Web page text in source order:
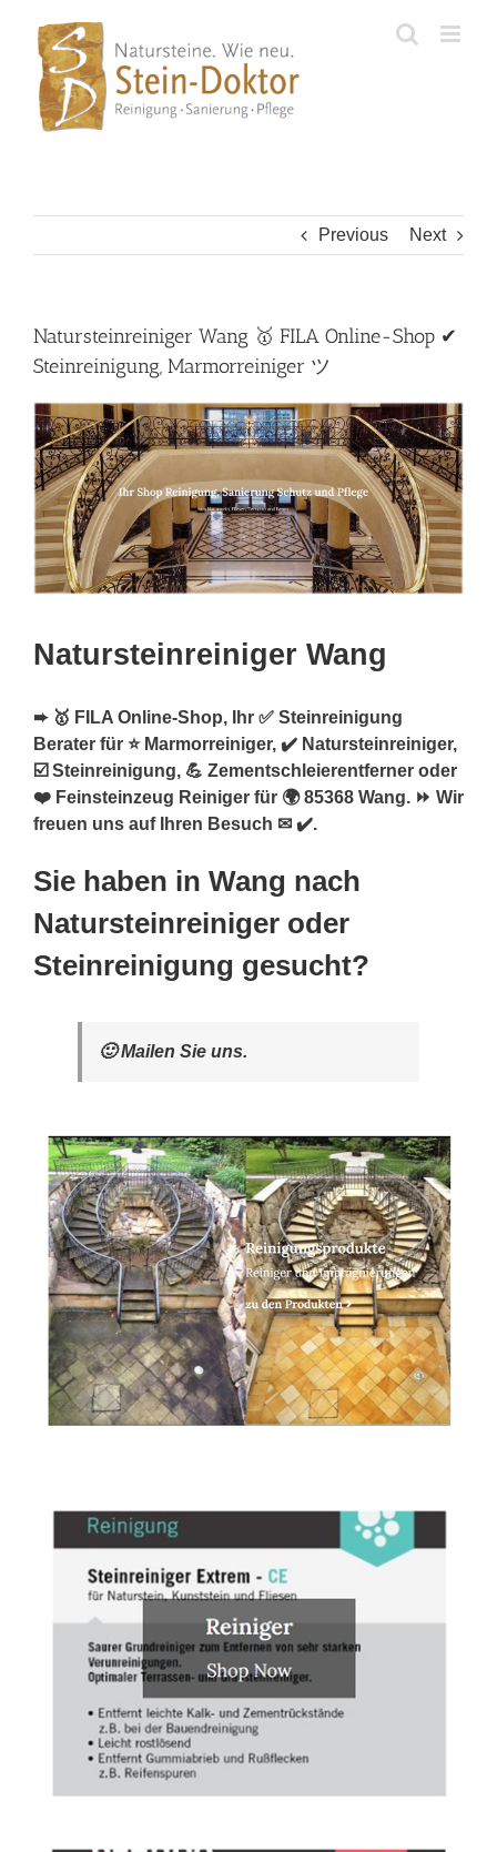
content
Previous Next
Natursteinreiniger Wang 🥇 FILA Online-Shop ✔
Steinreinigung, Marmorreiniger ツ
Natursteinreiniger Wang
➨ 🥇 FILA Online-Shop, Ihr ✅ Steinreinigung
Berater für ⭐ Marmorreiniger, ✔️ Natursteinreiniger,
☑️ Steinreinigung, 💪 Zementschleierentferner oder
❤️ Feinsteinzeug Reiniger für 🌍 85368 Wang. ⏩ Wir
freuen uns auf Ihren Besuch ✉ ✔️.
Sie haben in Wang nach
Natursteinreiniger oder
Steinreinigung gesucht?
🙂 Mailen Sie uns.